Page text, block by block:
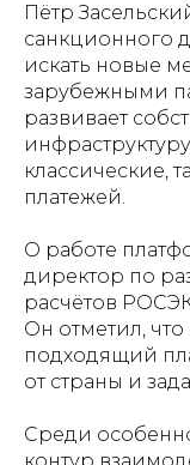
Пётр
санкционного
искать новые
зарубежными
развивает
классические,
платежей.
О работе
директор по
расчётов
Он отметил, что
подходящий
от страны и
Среди